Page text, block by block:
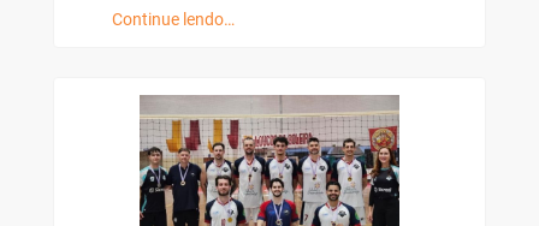
Continue lendo…